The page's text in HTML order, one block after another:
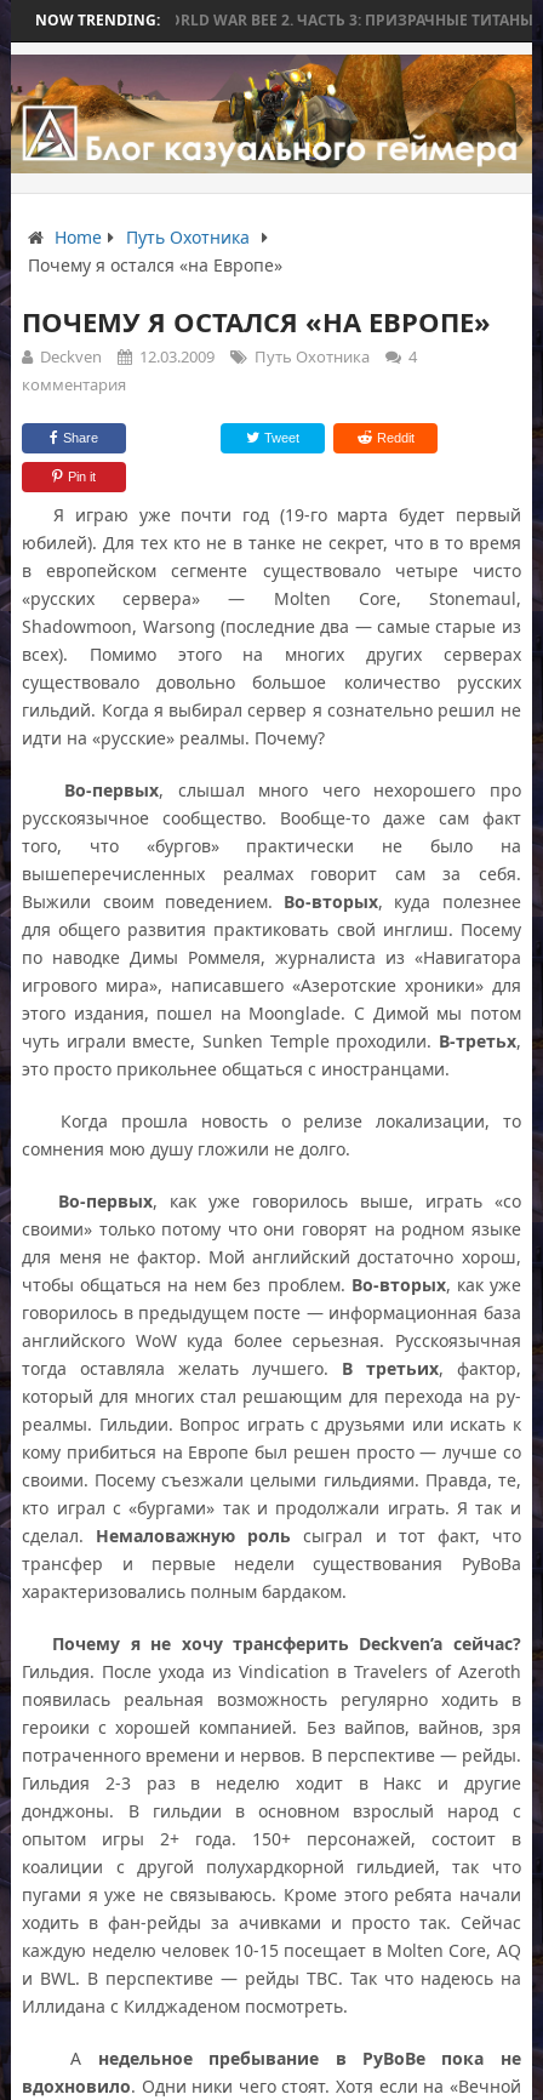
NOW TRENDING:
БЕЗ БИТВЫ WORLD WAR BEE 2. ЧАСТЬ 3: ПРИЗРАЧНЫЕ ТИТАНЫ И
Home
Путь Охотника
Почему я остался «на Европе»
ПОЧЕМУ Я ОСТАЛСЯ «НА ЕВРОПЕ»
Deckven 12.03.2009 Путь Охотника
4
комментария
Share Tweet Reddit
Pin it
Я играю уже почти год (19-го марта будет первый
юбилей). Для тех кто не в танке не секрет, что в то время
в европейском сегменте существовало четыре чисто
«русских сервера» — Molten Core, Stonemaul,
Shadowmoon, Warsong (последние два — самые старые из
всех). Помимо этого на многих других серверах
существовало довольно большое количество русских
гильдий. Когда я выбирал сервер я сознательно решил не
идти на «русские» реалмы. Почему?
Во-первых, слышал много чего нехорошего про
русскоязычное сообщество. Вообще-то даже сам факт
того, что «бургов» практически не было на
вышеперечисленных реалмах говорит сам за себя.
Выжили своим поведением. Во-вторых, куда полезнее
для общего развития практиковать свой инглиш. Посему
по наводке Димы Роммеля, журналиста из «Навигатора
игрового мира», написавшего «Азеротские хроники» для
этого издания, пошел на Moonglade. С Димой мы потом
чуть играли вместе, Sunken Temple проходили. В-третьх,
это просто прикольнее общаться с иностранцами.
Когда прошла новость о релизе локализации, то
сомнения мою душу гложили не долго.
Во-первых, как уже говорилось выше, играть «со
своими» только потому что они говорят на родном языке
для меня не фактор. Мой английский достаточно хорош,
чтобы общаться на нем без проблем. Во-вторых, как уже
говорилось в предыдущем посте — информационная база
английского WoW куда более серьезная. Русскоязычная
тогда оставляла желать лучшего. В третьих, фактор,
который для многих стал решающим для перехода на ру-
реалмы. Гильдии. Вопрос играть с друзьями или искать к
кому прибиться на Европе был решен просто — лучше со
своими. Посему съезжали целыми гильдиями. Правда, те,
кто играл с «бургами» так и продолжали играть. Я так и
сделал. Немаловажную роль сыграл и тот факт, что
трансфер и первые недели существования РуВоВа
характеризовались полным бардаком.
Почему я не хочу трансферить Deckven’a сейчас?
Гильдия. После ухода из Vindication в Travelers of Azeroth
появилась реальная возможность регулярно ходить в
героики с хорошей компанией. Без вайпов, вайнов, зря
потраченного времени и нервов. В перспективе — рейды.
Гильдия 2-3 раз в неделю ходит в Накс и другие
донджоны. В гильдии в основном взрослый народ с
опытом игры 2+ года. 150+ персонажей, состоит в
коалиции с другой полухардкорной гильдией, так что
пугами я уже не связываюсь. Кроме этого ребята начали
ходить в фан-рейды за ачивками и просто так. Сейчас
каждую неделю человек 10-15 посещает в Molten Core, AQ
и BWL. В перспективе — рейды TBC. Так что надеюсь на
Иллидана с Килджаденом посмотреть.
А недельное пребывание в РуВоВе пока не
вдохновило. Одни ники чего стоят. Хотя если на «Вечной